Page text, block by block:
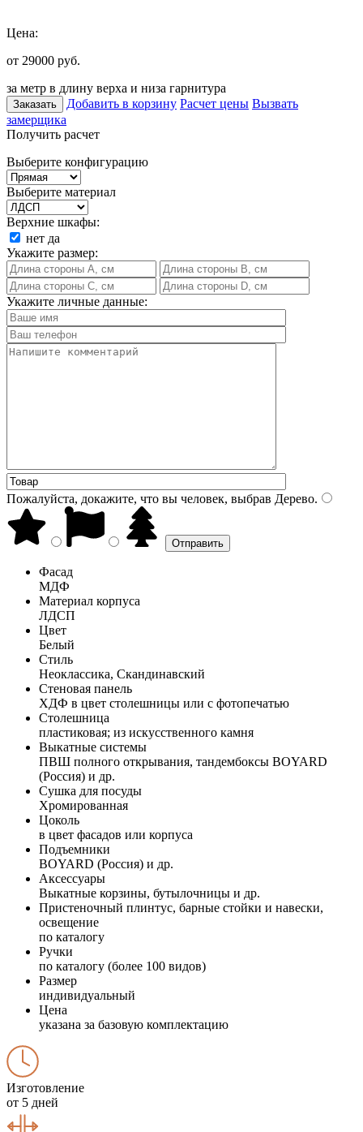
Цена:
от 29000 руб.
за метр в длину верха и низа гарнитура
Заказать Добавить в корзину Расчет цены Вызвать
замерщика
Получить расчет
Выберите конфигурацию
Выберите материал
Верхние шкафы:
нет да
Укажите размер:
Укажите личные данные:
Пожалуйста, докажите, что вы человек, выбрав Дерево.
Фасад
МДФ
Материал корпуса
ЛДСП
Цвет
Белый
Стиль
Неоклассика, Скандинавский
Стеновая панель
ХДФ в цвет столешницы или с фотопечатью
Столешница
пластиковая; из искусственного камня
Выкатные системы
ПВШ полного открывания, тандембоксы BOYARD
(Россия) и др.
Сушка для посуды
Хромированная
Цоколь
в цвет фасадов или корпуса
Подъемники
BOYARD (Россия) и др.
Аксессуары
Выкатные корзины, бутылочницы и др.
Пристеночный плинтус, барные стойки и навески,
освещение
по каталогу
Ручки
по каталогу (более 100 видов)
Размер
индивидуальный
Цена
указана за базовую комплектацию
Изготовление
от 5 дней